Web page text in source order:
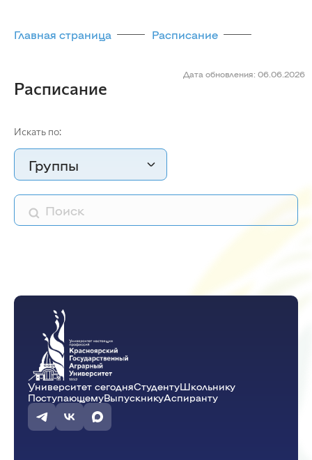
Главная страница Расписание
Дата обновления: 06.06.2026
Расписание
Искать по:
Группы
Университет сегодняСтудентуШкольнику
ПоступающемуВыпускникуАспиранту